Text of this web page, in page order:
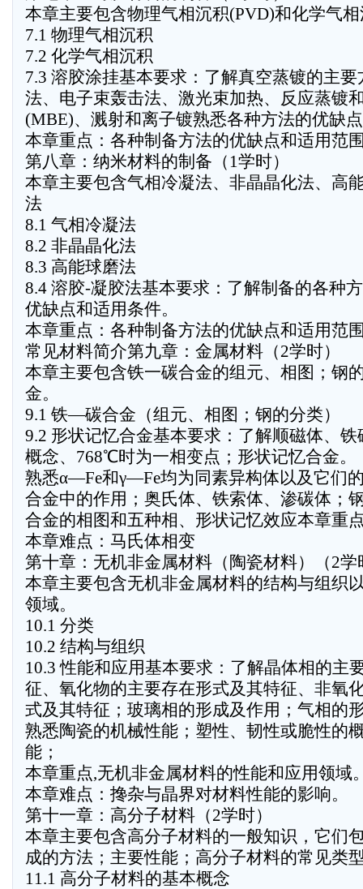
本章主要包含物理气相沉积(PVD)和化学气
7.1 物理气相沉积
7.2 化学气相沉积
7.3 溶胶涂挂基本要求：了解真空蒸镀的主
法、电子束轰击法、激光束加热、反应蒸镀
(MBE)、溅射和离子镀熟悉各种方法的优缺
本章重点：各种制备方法的优缺点和适用范
第八章：纳米材料的制备（1学时）
本章主要包含气相冷凝法、非晶晶化法、高
法
8.1 气相冷凝法
8.2 非晶晶化法
8.3 高能球磨法
8.4 溶胶-凝胶法基本要求：了解制备的各种
优缺点和适用条件。
本章重点：各种制备方法的优缺点和适用范
常见材料简介第九章：金属材料（2学时）
本章主要包含铁一碳合金的组元、相图；钢
金。
9.1 铁—碳合金（组元、相图；钢的分类）
9.2 形状记忆合金基本要求：了解顺磁体、
概念、768℃时为一相变点；形状记忆合金。
熟悉α—Fe和γ—Fe均为同素异构体以及它们
合金中的作用；奥氏体、铁索体、渗碳体；
合金的相图和五种相、形状记忆效应本章重
本章难点：马氏体相变
第十章：无机非金属材料（陶瓷材料）（2学
本章主要包含无机非金属材料的结构与组织
领域。
10.1 分类
10.2 结构与组织
10.3 性能和应用基本要求：了解晶体相的主
征、氧化物的主要存在形式及其特征、非氧
式及其特征；玻璃相的形成及作用；气相的
熟悉陶瓷的机械性能；塑性、韧性或脆性的
能；
本章重点,无机非金属材料的性能和应用领域
本章难点：搀杂与晶界对材料性能的影响。
第十一章：高分子材料（2学时）
本章主要包含高分子材料的一般知识，它们
成的方法；主要性能；高分子材料的常见类
11.1 高分子材料的基本概念